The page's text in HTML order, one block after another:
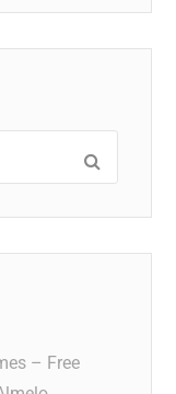
– Free